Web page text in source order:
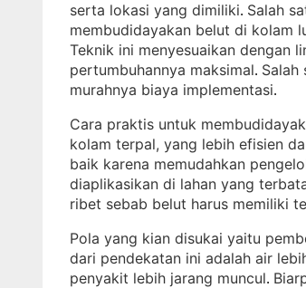
serta lokasi yang dimiliki. Salah
membudidayakan belut di kolam
Teknik ini menyesuaikan dengan
pertumbuhannya maksimal. Salah
murahnya biaya implementasi.
Cara praktis untuk
kolam terpal, yang lebih efisien
baik karena memudahkan
diaplikasikan di lahan yang
ribet sebab belut harus memiliki
Pola yang kian disukai yaitu
dari pendekatan ini adalah air
penyakit lebih jarang muncul.